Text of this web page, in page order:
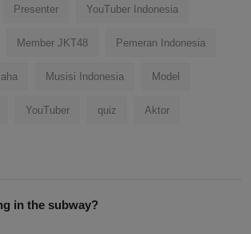
Presenter YouTuber Indonesia
Member JKT48 Pemeran Indonesia
Musisi Indonesia Model
YouTuber quiz Aktor
in the subway?